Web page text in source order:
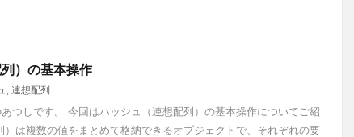
）の基本操作
, 連想配列
つしです。 今回はハッシュ（連想配列）の基本操作についてご紹
は複数の値をまとめて格納できるオブジェクトで、それぞれの要